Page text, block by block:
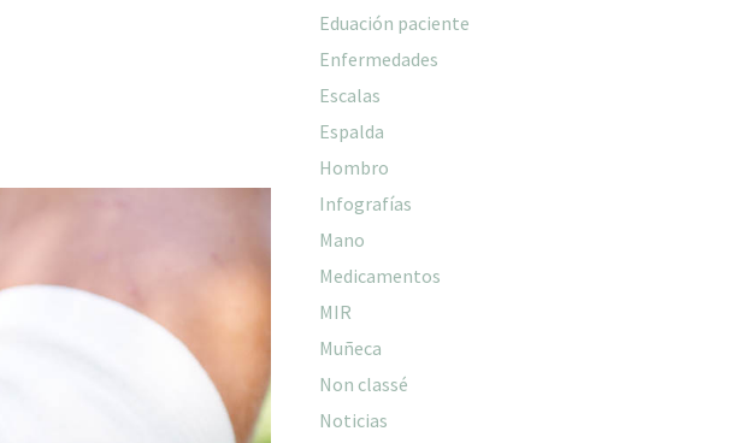
Eduación paciente
Enfermedades
Escalas
Espalda
Hombro
Infografías
Mano
Medicamentos
MIR
Muñeca
Non classé
Noticias